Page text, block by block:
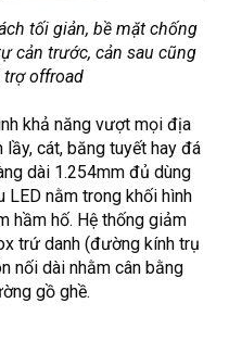
tối giản, bề mặt chống
cản trước, cản sau cũng
trợ offroad
khả năng vượt mọi địa
cát, băng tuyết hay đá
dài 1.254mm đủ dùng
LED nằm trong khối hình
hầm hố. Hệ thống giảm
trứ danh (đường kính trụ
nối dài nhằm cân bằng
gồ ghề.